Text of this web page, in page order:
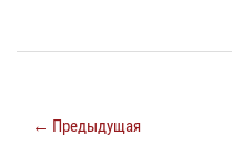
← Предыдущая